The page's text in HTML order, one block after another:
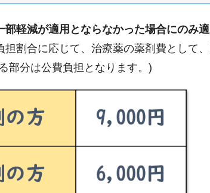
部軽減が適用とならなかった場合にのみ適
担割合に応じて、治療薬の薬剤費として
部分は公費負担となります。)